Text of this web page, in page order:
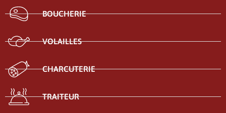
BOUCHERIE
VOLAILLES
CHARCUTERIE
TRAITEUR